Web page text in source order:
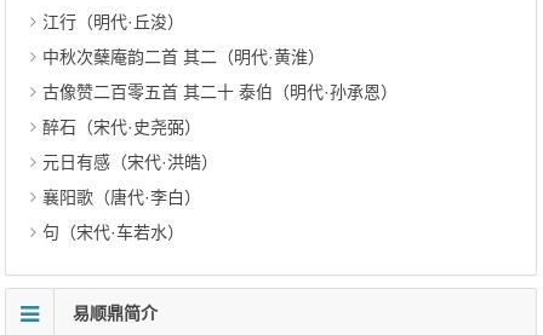
江行（明代·丘浚）
中秋次蘖庵韵二首 其二（明代·黄淮）
古像赞二百零五首 其二十 泰伯（明代·孙承恩）
醉石（宋代·史尧弼）
元日有感（宋代·洪皓）
襄阳歌（唐代·李白）
句（宋代·车若水）
易顺鼎简介